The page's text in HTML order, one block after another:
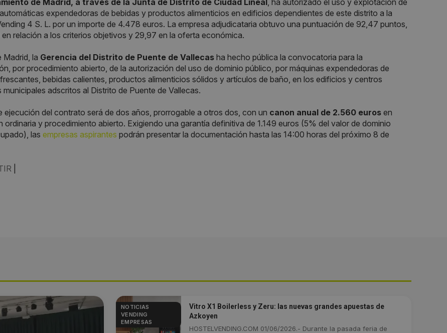
de Madrid, a través de la Junta de Distrito de Ciudad Lineal, ha autorizado el uso y explotación de
expendedoras de bebidas y productos alimenticios en edificios dependientes de este distrito a la
4 S. L. por un importe de 4.478 euros. La empresa adjudicataria obtuvo una puntuación de 92,47 puntos,
relación a los criterios objetivos y 29,97 en la oferta económica.
Madrid, la Gerencia del Distrito de Puente de Vallecas ha hecho pública la convocatoria para la
por procedimiento abierto, de la autorización del uso de dominio público, por máquinas expendedoras de
bebidas calientes, productos alimenticios sólidos y artículos de baño, en los edificios y centros
adscritos al Distrito de Puente de Vallecas.
ejecución del contrato será de dos años, prorrogable a otros dos, con un canon anual de 2.560 euros en
ordinaria y procedimiento abierto. Exigiendo una garantía definitiva de 1.149 euros (5% del valor de dominio
las empresas aspirantes podrán presentar la documentación hasta las 14:00 horas del próximo 8 de
NOTICIAS
VENDING
EMPRESAS
Vitro X1 Boilerless y Zeru: las nuevas grandes apuestas de
Azkoyen
HOSTELVENDING.COM 01/06/2026.- Durante la pasada feria de